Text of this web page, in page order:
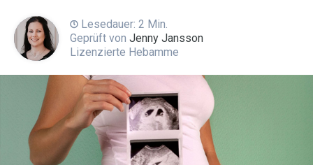
Lesedauer: 2 Min.
Geprüft von Jenny Jansson
Lizenzierte Hebamme